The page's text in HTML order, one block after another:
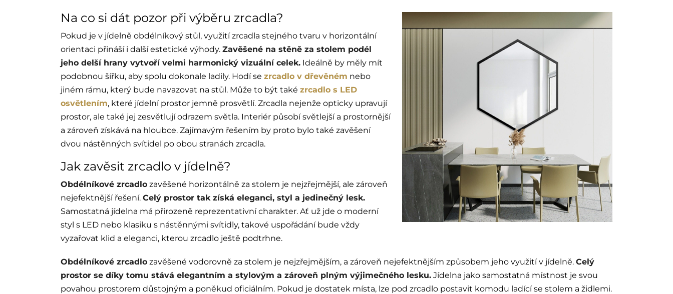
Na co si dát pozor při výběru zrcadla?
Pokud je v jídelně obdélníkový stůl, využití zrcadla stejného tvaru v horizontální
orientaci přináší i další estetické výhody.Zavěšené na stěně za stolem podél
jeho delší hrany vytvoří velmi harmonický vizuální celek. Ideálně by měly mít
podobnou šířku, aby spolu dokonale ladily. Hodí sezrcadlo v dřevěném nebo
jiném rámu, který bude navazovat na stůl. Může to být takézrcadlo s LED
osvětlením, které jídelní prostor jemně prosvětlí. Zrcadla nejenže opticky upravují
prostor, ale také jej zesvětlují odrazem světla. Interiér působí světlejší a prostornější
a zároveň získává na hloubce. Zajímavým řešením by proto bylo také zavěšení
dvou nástěnných svítidel po obou stranách zrcadla.
Jak zavěsit zrcadlo v jídelně?
Obdélníkové zrcadlo zavěšené horizontálně za stolem je nejzřejmější, ale zároveň
nejefektnější řešení.Celý prostor tak získá eleganci, styl a jedinečný lesk.
Samostatná jídelna má přirozeně reprezentativní charakter. Ať už jde o moderní
styl s LED nebo klasiku s nástěnnými svítidly, takové uspořádání bude vždy
vyzařovat klid a eleganci, kterou zrcadlo ještě podtrhne.
Obdélníkové zrcadlo zavěšené vodorovně za stolem je nejzřejmějším, a zároveň nejefektnějším způsobem jeho využití v jídelně.Celý
prostor se díky tomu stává elegantním a stylovým a zároveň plným výjimečného lesku. Jídelna jako samostatná místnost je svou
povahou prostorem důstojným a poněkud oficiálním. Pokud je dostatek místa, lze pod zrcadlo postavit komodu ladící se stolem a židlemi.